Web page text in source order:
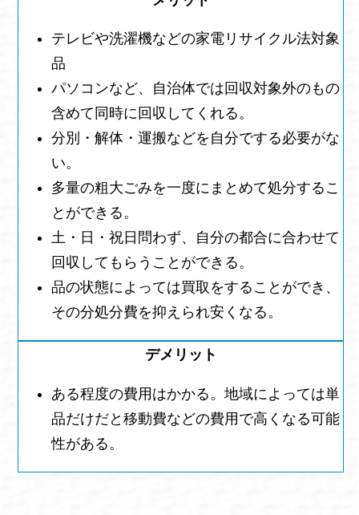
テレビや洗濯機などの家電リサイクル法対象
品
パソコンなど、自治体では回収対象外のもの
含めて同時に回収してくれる。
分別・解体・運搬などを自分でする必要がな
い。
多量の粗大ごみを一度にまとめて処分するこ
とができる。
土・日・祝日問わず、自分の都合に合わせて
回収してもらうことができる。
品の状態によっては買取をすることができ、
その分処分費を抑えられ安くなる。
ある程度の費用はかかる。地域によっては単
品だけだと移動費などの費用で高くなる可能
性がある。